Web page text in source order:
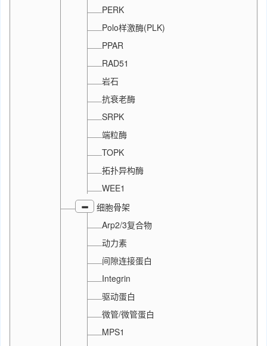
PERK
Polo样激酶(PLK)
PPAR
RAD51
岩石
抗衰老酶
SRPK
端粒酶
TOPK
拓扑异构酶
WEE1
细胞骨架
Arp2/3复合物
动力素
间隙连接蛋白
Integrin
驱动蛋白
微管/微管蛋白
MPS1